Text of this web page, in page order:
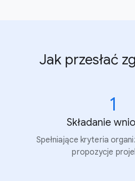
Jak przesłać
1
Składanie
Spełniające kryteria
propozycje